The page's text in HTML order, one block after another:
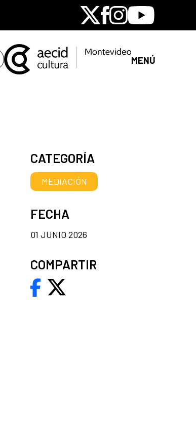
X Facebook
Instagram
Youtube
MENÚ
CATEGORÍA
MEDIACIÓN
FECHA
01 JUNIO 2026
COMPARTIR